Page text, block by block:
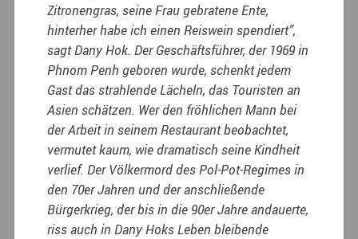
Zitronengras, seine Frau gebratene Ente,
hinterher habe ich einen Reiswein spendiert”,
sagt Dany Hok. Der Geschäftsführer, der 1969 in
Phnom Penh geboren wurde, schenkt jedem
Gast das strahlende Lächeln, das Touristen an
Asien schätzen. Wer den fröhlichen Mann bei
der Arbeit in seinem Restaurant beobachtet,
vermutet kaum, wie dramatisch seine Kindheit
verlief. Der Völkermord des Pol-Pot-Regimes in
den 70er Jahren und der anschließende
Bürgerkrieg, der bis in die 90er Jahre andauerte,
riss auch in Dany Hoks Leben bleibende